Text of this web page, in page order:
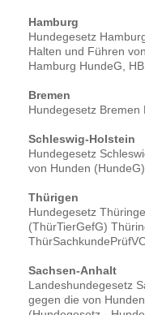
Hamburg
Hundegesetz
Halten und Führen
Hamburg HundeG, HB
Bremen
Hundegesetz Bremen
Schleswig-Holstein
Hundegesetz
von Hunden
Thürigen
Hundegesetz
(ThürTierGefG)
Sachsen-Anhalt
Landeshundegesetz
gegen die von